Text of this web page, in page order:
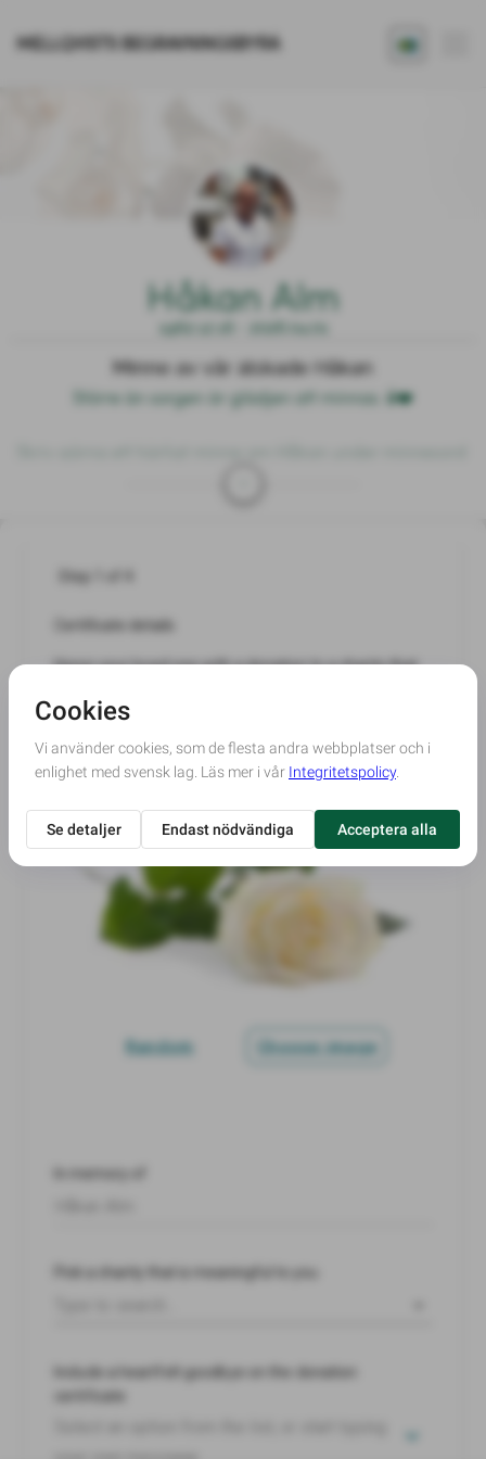
MELLQVISTS BEGRAVNINGSBYRÅ
Håkan Alm
1962.12.16 - 2026.04.01
Minne av vår älskade Håkan
Större än sorgen är glädjen att minnas. 🕯️❤️